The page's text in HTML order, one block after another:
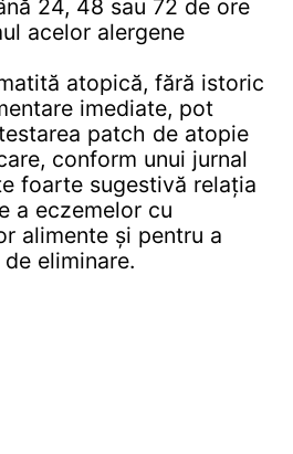
24, 48 sau 72 de ore
acelor alergene
atopică, fără istoric
imediate, pot
patch de atopie
conform unui jurnal
foarte sugestivă relația
a eczemelor cu
alimente și pentru a
eliminare.